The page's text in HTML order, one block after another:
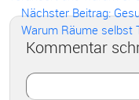
Nächster Beitrag:
Warum Räume selbst
Kommentar